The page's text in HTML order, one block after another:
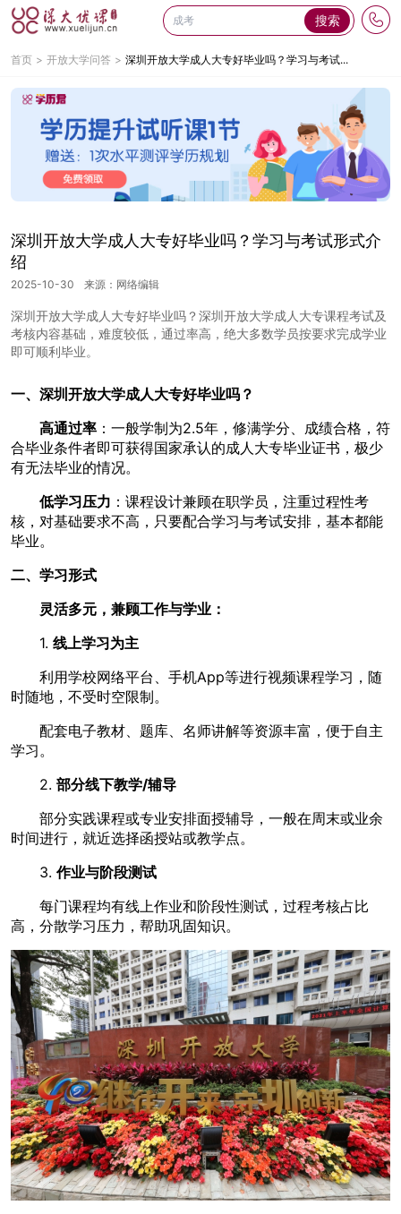
搜索
首页 开放大学问答 深圳开放大学成人大专好毕业吗？学习与考试...
深圳开放大学成人大专好毕业吗？学习与考试形式介
绍
2025-10-30 来源：网络编辑
深圳开放大学成人大专好毕业吗？深圳开放大学成人大专课程考试及
考核内容基础，难度较低，通过率高，绝大多数学员按要求完成学业
即可顺利毕业。
一、 深圳开放大学成人大专好毕业吗？
高通过率 ：一般学制为2.5年，修满学分、成绩合格，符
合毕业条件者即可获得国家承认的成人大专毕业证书，极少
有无法毕业的情况。
低学习压力 ：课程设计兼顾在职学员，注重过程性考
核，对基础要求不高，只要配合学习与考试安排，基本都能
毕业。
二、学习形式
灵活多元，兼顾工作与学业：
1. 线上学习为主
利用学校网络平台、手机App等进行视频课程学习，随
时随地，不受时空限制。
配套电子教材、题库、名师讲解等资源丰富，便于自主
学习。
2. 部分线下教学/辅导
部分实践课程或专业安排面授辅导，一般在周末或业余
时间进行，就近选择函授站或教学点。
3. 作业与阶段测试
每门课程均有线上作业和阶段性测试，过程考核占比
高，分散学习压力，帮助巩固知识。